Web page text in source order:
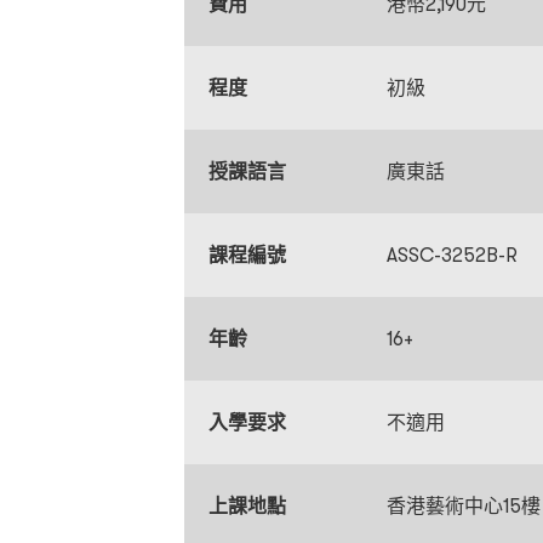
程度 初級
授課語言 廣東話
課程編號 ASSC-3252B-R
年齡 16+
入學要求 不適用
上課地點 香港藝術中心15